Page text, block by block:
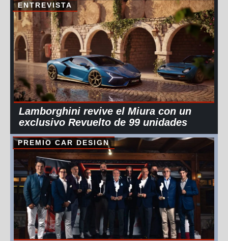
ENTREVISTA
Lamborghini revive el Miura con un
exclusivo Revuelto de 99 unidades
PREMIO CAR DESIGN